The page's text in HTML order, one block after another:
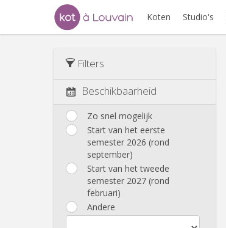
Koten Studio's
Filters
Beschikbaarheid
Zo snel mogelijk
Start van het eerste
semester 2026 (rond
september)
Start van het tweede
semester 2027 (rond
februari)
Andere